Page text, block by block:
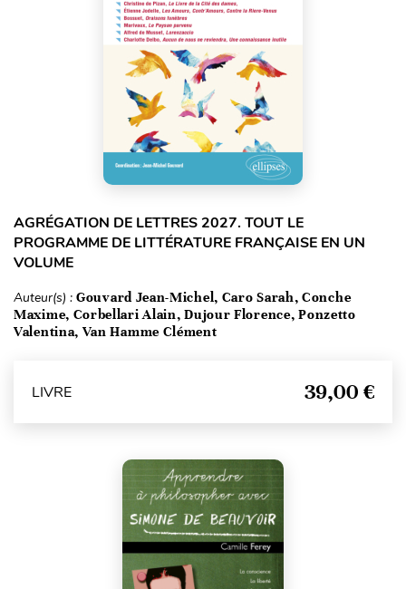
AGRÉGATION DE LETTRES 2027. TOUT LE
PROGRAMME DE LITTÉRATURE FRANÇAISE EN UN
VOLUME
Auteur(s) : Gouvard Jean-Michel, Caro Sarah, Conche
Maxime, Corbellari Alain, Dujour Florence, Ponzetto
Valentina, Van Hamme Clément
LIVRE 39,00 €